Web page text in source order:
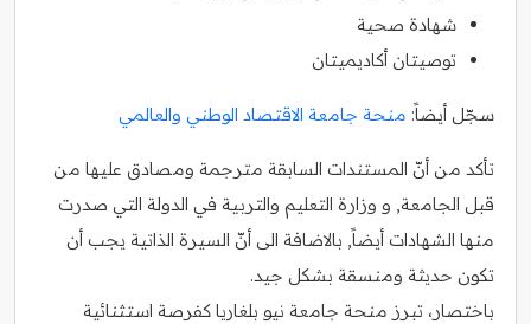
شهادة صحية
توصيتان أكاديميتان
سجّل أيضاً: منحة جامعة الاقتصاد الوطني والعالمي
تأكد من أنّ المستندات السابقة مترجمة ومصادق عليها من
قبل الجامعة, و وزارة التعليم والتربية في الدولة التي صدرت
منها الشهادات أيضاً, بالاضافة الى أنّ السيرة الذاتية يجب أن
تكون حديثة ومنسقة بشكل جيد.
باختصار، تبرز منحة جامعة نيو بلغاريا كفرصة استثنائية